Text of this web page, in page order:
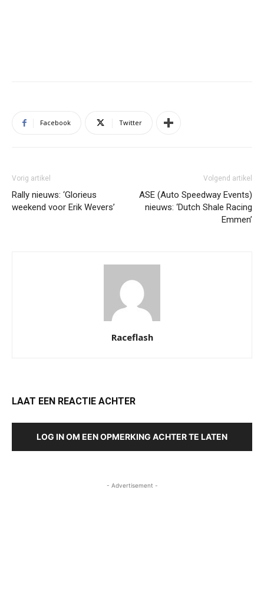
Facebook Twitter
Vorig artikel
Rally nieuws: ‘Glorieus
weekend voor Erik Wevers’
Volgend artikel
ASE (Auto Speedway Events)
nieuws: ‘Dutch Shale Racing
Emmen’
Raceflash
LAAT EEN REACTIE ACHTER
LOG IN OM EEN OPMERKING ACHTER TE LATEN
- Advertisement -